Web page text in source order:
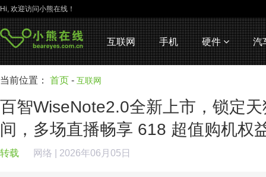
Hi, 欢迎访问小熊在线！
互联网 手机 硬件 汽
当前位置： 首页 - 互联网
百智WiseNote2.0全新上市，锁定
间，多场直播畅享 618 超值购机权
转载 网络 | 2026年06月05日